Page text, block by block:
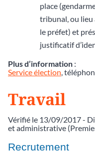
place
tribunal, ou lieu
le préfet) et
justificatif
Plus d’information :
Service élection ,
Travail
Vérifié le 13/09/2017 -
et administrative
Recrutement